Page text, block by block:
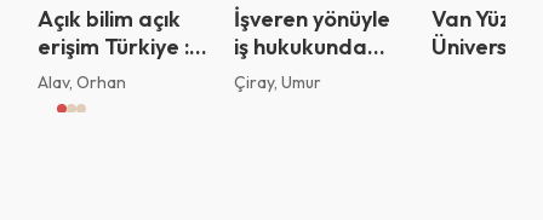
Açık bilim açık
erişim Türkiye :
Türkiye’deki
kurumsal açık
Alav, Orhan
İşveren yönüyle
iş hukukunda
disiplin cezaları
Çiray, Umur
Van